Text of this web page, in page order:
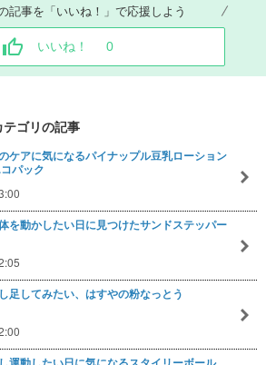
記事を「いいね！」で応援しよう
いいね！ 0
テゴリの記事
ケアに気になるパイナップル豆乳ローション
パック
を動かしたい日に見つけたサンドステッパー
足してみたい、はすやの粉なっとう